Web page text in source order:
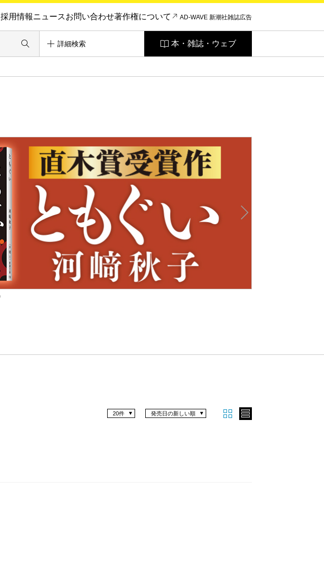
採用情報ニュースお問い合わせ著作権について AD-WAVE 新潮社雑誌広告
詳細検索 本・雑誌・ウェブ
発売日の新しい順
20件